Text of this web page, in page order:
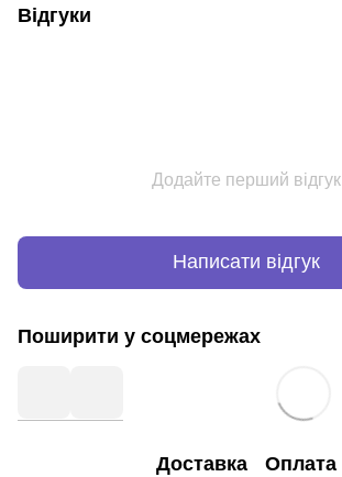
Відгуки
Додайте перший відгук
Написати відгук
Поширити у соцмережах
Доставка Оплата